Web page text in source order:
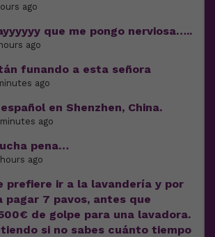
ago
que me pongo nerviosa…..
ago
funando a esta señora
ago
en Shenzhen, China.
ago
pena…
ago
prefiere ir a la lavandería y por
pagar 7 pavos, antes que
de golpe para una lavadora.
si no sabes cuánto tiempo